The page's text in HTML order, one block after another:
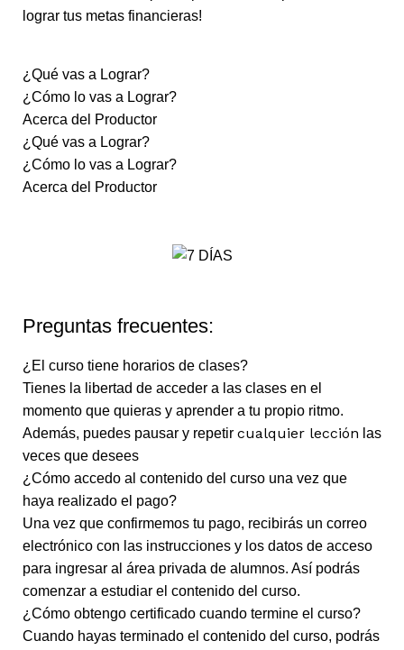
lograr tus metas financieras!
¿Qué vas a Lograr?
¿Cómo lo vas a Lograr?
Acerca del Productor
¿Qué vas a Lograr?
¿Cómo lo vas a Lograr?
Acerca del Productor
Preguntas frecuentes:
¿El curso tiene horarios de clases?
Tienes la libertad de acceder a las clases en el
momento que quieras y aprender a tu propio ritmo.
Además, puedes pausar y repetir cualquier lección las
veces que desees
¿Cómo accedo al contenido del curso una vez que
haya realizado el pago?
Una vez que confirmemos tu pago, recibirás un correo
electrónico con las instrucciones y los datos de acceso
para ingresar al área privada de alumnos. Así podrás
comenzar a estudiar el contenido del curso.
¿Cómo obtengo certificado cuando termine el curso?
Cuando hayas terminado el contenido del curso, podrás